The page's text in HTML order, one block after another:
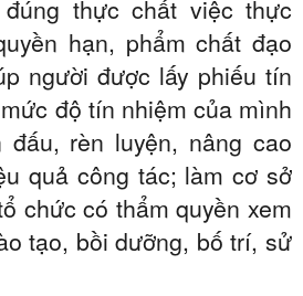
thực chất việc thực
hạn, phẩm chất đạo
người được lấy phiếu tín
độ tín nhiệm của mình
rèn luyện, nâng cao
quả công tác; làm cơ sở
chức có thẩm quyền xem
tạo, bồi dưỡng, bố trí, sử